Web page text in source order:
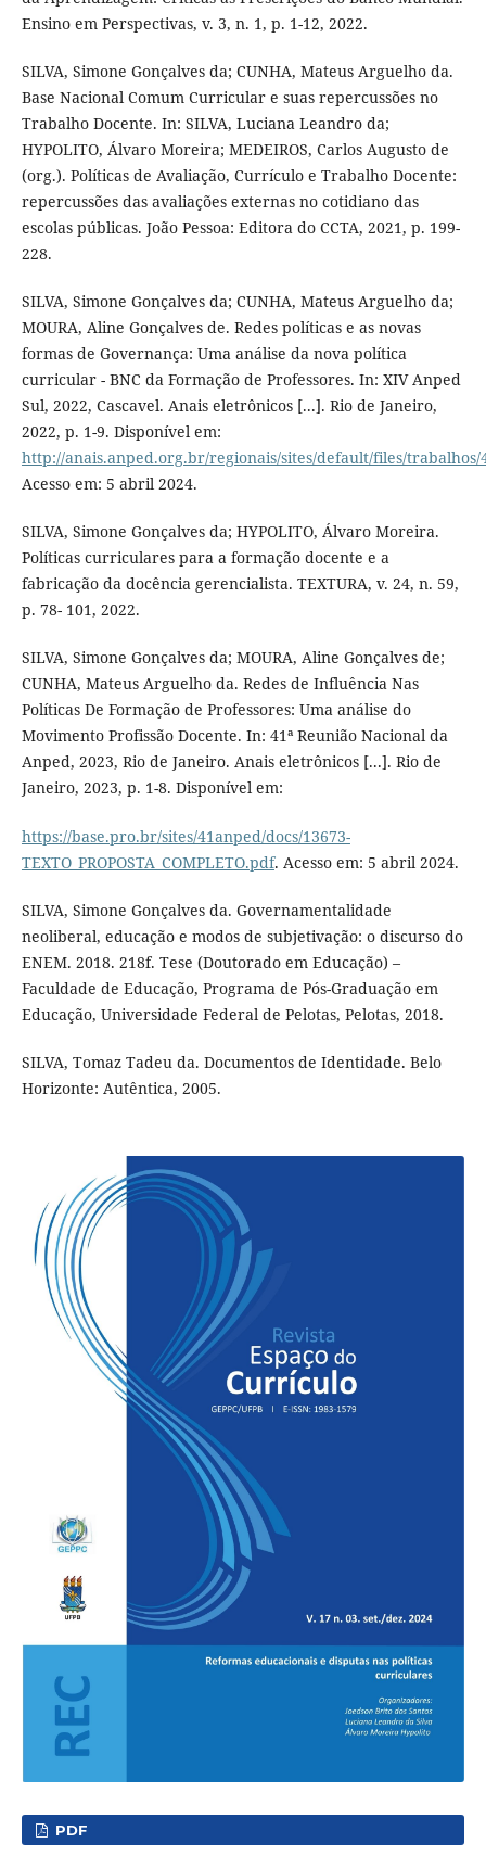
Ensino em Perspectivas, v. 3, n. 1, p. 1-12, 2022.
SILVA, Simone Gonçalves da; CUNHA, Mateus Arguelho da.
Base Nacional Comum Curricular e suas repercussões no
Trabalho Docente. In: SILVA, Luciana Leandro da;
HYPOLITO, Álvaro Moreira; MEDEIROS, Carlos Augusto de
(org.). Políticas de Avaliação, Currículo e Trabalho Docente:
repercussões das avaliações externas no cotidiano das
escolas públicas. João Pessoa: Editora do CCTA, 2021, p. 199-
228.
SILVA, Simone Gonçalves da; CUNHA, Mateus Arguelho da;
MOURA, Aline Gonçalves de. Redes políticas e as novas
formas de Governança: Uma análise da nova política
curricular - BNC da Formação de Professores. In: XIV Anped
Sul, 2022, Cascavel. Anais eletrônicos [...]. Rio de Janeiro,
2022, p. 1-9. Disponível em:
http://anais.anped.org.br/regionais/sites/default/files/trabalhos/
Acesso em: 5 abril 2024.
SILVA, Simone Gonçalves da; HYPOLITO, Álvaro Moreira.
Políticas curriculares para a formação docente e a
fabricação da docência gerencialista. TEXTURA, v. 24, n. 59,
p. 78- 101, 2022.
SILVA, Simone Gonçalves da; MOURA, Aline Gonçalves de;
CUNHA, Mateus Arguelho da. Redes de Influência Nas
Políticas De Formação de Professores: Uma análise do
Movimento Profissão Docente. In: 41ª Reunião Nacional da
Anped, 2023, Rio de Janeiro. Anais eletrônicos [...]. Rio de
Janeiro, 2023, p. 1-8. Disponível em:
https://base.pro.br/sites/41anped/docs/13673-
TEXTO_PROPOSTA_COMPLETO.pdf. Acesso em: 5 abril 2024.
SILVA, Simone Gonçalves da. Governamentalidade
neoliberal, educação e modos de subjetivação: o discurso do
ENEM. 2018. 218f. Tese (Doutorado em Educação) –
Faculdade de Educação, Programa de Pós-Graduação em
Educação, Universidade Federal de Pelotas, Pelotas, 2018.
SILVA, Tomaz Tadeu da. Documentos de Identidade. Belo
Horizonte: Autêntica, 2005.
PDF